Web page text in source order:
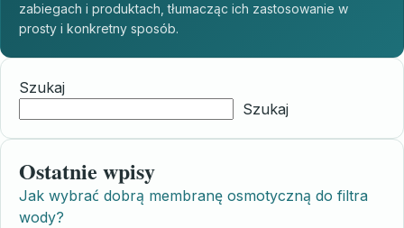
zabiegach i produktach, tłumacząc ich zastosowanie w
prosty i konkretny sposób.
Szukaj
Szukaj
Ostatnie wpisy
Jak wybrać dobrą membranę osmotyczną do filtra
wody?